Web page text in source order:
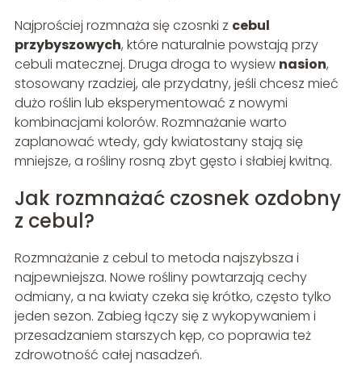
Najprościej rozmnaża się czosnki z cebul
przybyszowych, które naturalnie powstają przy
cebuli matecznej. Druga droga to wysiew nasion,
stosowany rzadziej, ale przydatny, jeśli chcesz mieć
dużo roślin lub eksperymentować z nowymi
kombinacjami kolorów. Rozmnażanie warto
zaplanować wtedy, gdy kwiatostany stają się
mniejsze, a rośliny rosną zbyt gęsto i słabiej kwitną.
Jak rozmnażać czosnek ozdobny
z cebul?
Rozmnażanie z cebul to metoda najszybsza i
najpewniejsza. Nowe rośliny powtarzają cechy
odmiany, a na kwiaty czeka się krótko, często tylko
jeden sezon. Zabieg łączy się z wykopywaniem i
przesadzaniem starszych kęp, co poprawia też
zdrowotność całej nasadzeń.